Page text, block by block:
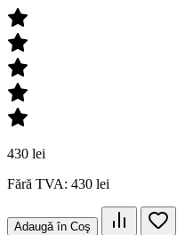
430 lei
Fără TVA: 430 lei
Adaugă în Coş